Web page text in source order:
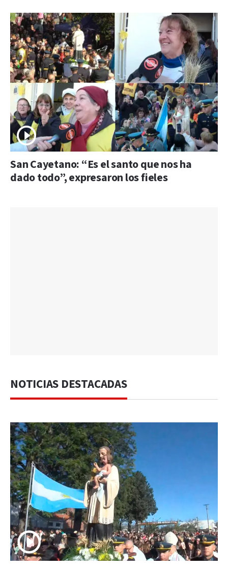
San Cayetano: “Es el santo que nos ha
dado todo”, expresaron los fieles
NOTICIAS DESTACADAS